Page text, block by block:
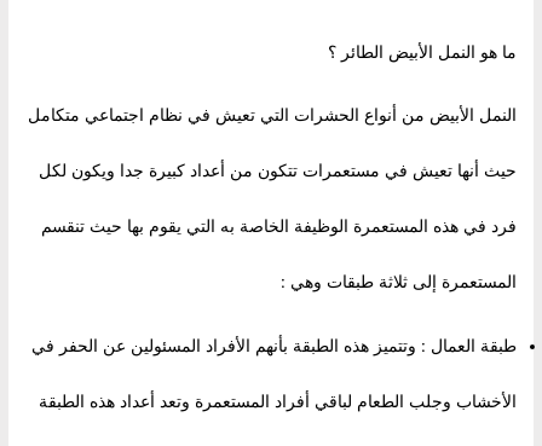
ما هو النمل الأبيض الطائر ؟
النمل الأبيض من أنواع الحشرات التي تعيش في نظام اجتماعي متكامل
حيث أنها تعيش في مستعمرات تتكون من أعداد كبيرة جدا ويكون لكل
فرد في هذه المستعمرة الوظيفة الخاصة به التي يقوم بها حيث تنقسم
المستعمرة إلى ثلاثة طبقات وهي :
طبقة العمال : وتتميز هذه الطبقة بأنهم الأفراد المسئولين عن الحفر في
الأخشاب وجلب الطعام لباقي أفراد المستعمرة وتعد أعداد هذه الطبقة